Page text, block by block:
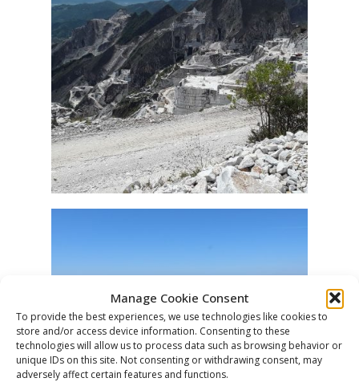
Manage Cookie Consent
To provide the best experiences, we use technologies like cookies to
store and/or access device information. Consenting to these
technologies will allow us to process data such as browsing behavior or
unique IDs on this site. Not consenting or withdrawing consent, may
adversely affect certain features and functions.